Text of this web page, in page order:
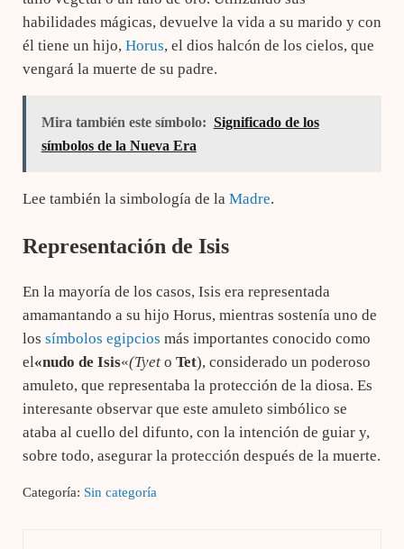
habilidades mágicas, devuelve la vida a su marido y con
él tiene un hijo, Horus, el dios halcón de los cielos, que
vengará la muerte de su padre.
Mira también este símbolo: Significado de los
símbolos de la Nueva Era
Lee también la simbología de la Madre.
Representación de Isis
En la mayoría de los casos, Isis era representada
amamantando a su hijo Horus, mientras sostenía uno de
los símbolos egipcios más importantes conocido como
el«nudo de Isis«(Tyeto Tet), considerado un poderoso
amuleto, que representaba la protección de la diosa. Es
interesante observar que este amuleto simbólico se
ataba al cuello del difunto, con la intención de guiar y,
sobre todo, asegurar la protección después de la muerte.
Categoría: Sin categoría